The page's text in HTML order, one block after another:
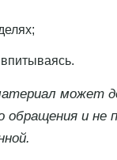
может
и не